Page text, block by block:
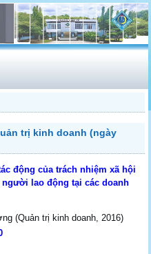
trị kinh doanh (ngày
động của trách nhiệm xã hội
lao động tại các doanh
(Quản trị kinh doanh, 2016)